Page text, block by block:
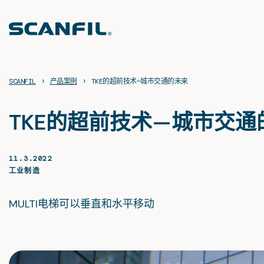
content
SCANFIL › 产品案例 › TKE的超前技术—城市交通的未来
TKE的超前技术—城市交通
11.3.2022
工业制造
MULTI电梯可以垂直和水平移动